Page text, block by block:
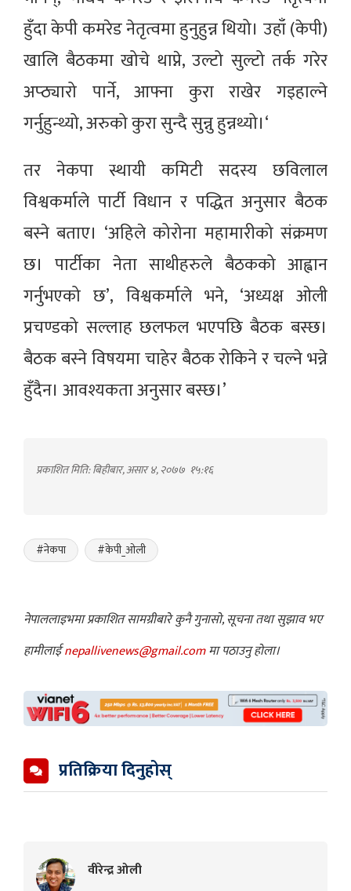
हुँदा केपी कमरेड नेतृत्वमा हुनुहुन्न थियो। उहाँ (केपी)
खालि बैठकमा खोचे थाप्ने, उल्टो सुल्टो तर्क गरेर
अप्ठ्यारो पार्ने, आफ्ना कुरा राखेर गइहाल्ने
गर्नुहुन्थ्यो, अरुको कुरा सुन्दै सुन्नु हुन्नथ्यो।‘
तर नेकपा स्थायी कमिटी सदस्य छविलाल
विश्वकर्माले पार्टी विधान र पद्धित अनुसार बैठक
बस्ने बताए। ‘अहिले कोरोना महामारीको संक्रमण
छ। पार्टीका नेता साथीहरुले बैठकको आह्वान
गर्नुभएको छ’, विश्वकर्माले भने, ‘अध्यक्ष ओली
प्रचण्डको सल्लाह छलफल भएपछि बैठक बस्छ।
बैठक बस्ने विषयमा चाहेर बैठक रोकिने र चल्ने भन्ने
हुँदैन। आवश्यकता अनुसार बस्छ।’
प्रकाशित मिति: बिहीबार, असार ४, २०७७ १५:१६
#नेकपा #केपी_ओली
नेपाललाइभमा प्रकाशित सामग्रीबारे कुनै गुनासो, सूचना तथा सुझाव भए
हामीलाईnepallivenews@gmail.comमा पठाउनु होला।
प्रतिक्रिया दिनुहोस्
वीरेन्द्र ओली